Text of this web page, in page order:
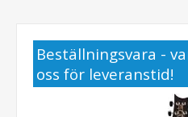
Beställningsvara -
oss för leveranstid!